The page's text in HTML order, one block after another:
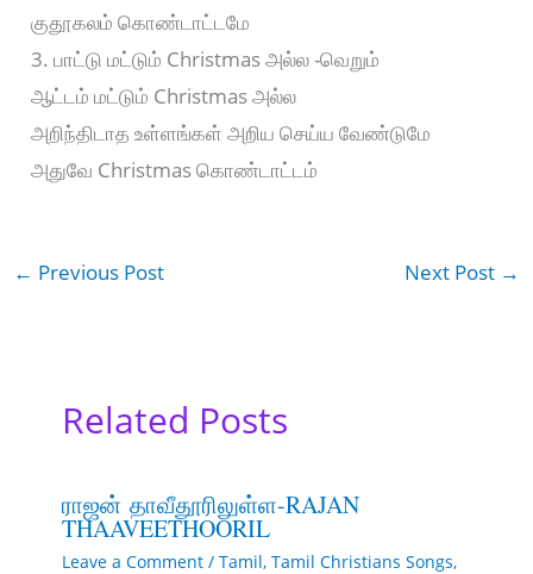
குதூகலம் கொண்டாட்டமே
3. பாட்டு மட்டும் Christmas அல்ல -வெறும்
ஆட்டம் மட்டும் Christmas அல்ல
அறிந்திடாத உள்ளங்கள் அறிய செய்ய வேண்டுமே
அதுவே Christmas கொண்டாட்டம்
← Previous Post Next Post →
Related Posts
ராஜன் தாவீதூரிலுள்ள-RAJAN
THAAVEETHOORIL
Leave a Comment / Tamil, Tamil Christians Songs,